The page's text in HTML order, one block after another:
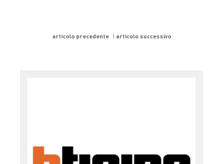
articolo precedente articolo successivo